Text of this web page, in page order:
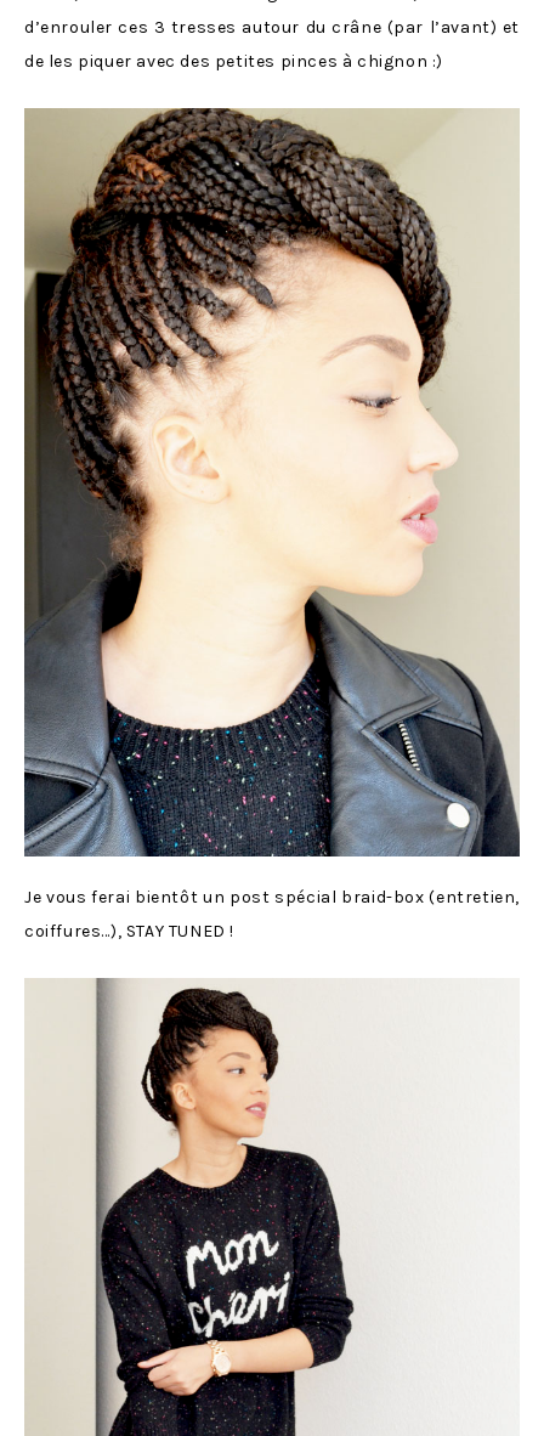
d’enrouler ces 3 tresses autour du crâne (par l’avant) et
de les piquer avec des petites pinces à chignon :)
Je vous ferai bientôt un post spécial braid-box (entretien,
coiffures…), STAY TUNED !